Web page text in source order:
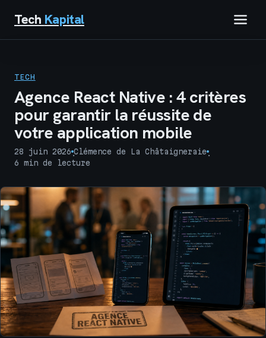
Tech Kapital
BUSINESS
MARKETING
TECH
Agence React Native : 4 critères
pour garantir la réussite de
votre application mobile
28 juin 2026
·
Clémence de La Châtaigneraie
·
6 min de lecture